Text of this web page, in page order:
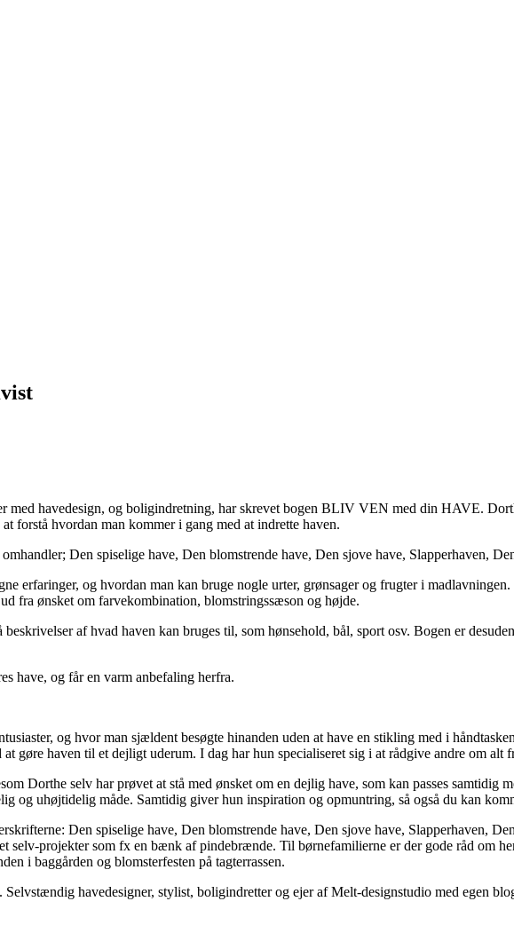
med havedesign, og boligindretning, har skrevet bogen BLIV VEN med din HAVE.
forstå hvordan man kommer i gang med at indrette haven.
Den spiselige have, Den blomstrende have, Den sjove have, Slapperhaven,
erfaringer, og hvordan man kan bruge nogle urter, grønsager og frugter i
fra ønsket om farvekombination, blomstringssæson og højde.
af hvad haven kan bruges til, som hønsehold, bål, sport osv. Bogen er
have, og får en varm anbefaling herfra.
og hvor man sjældent besøgte hinanden uden at have en stikling med i
gøre haven til et dejligt uderum. I dag har hun specialiseret sig i at rådgive andre om
Dorthe selv har prøvet at stå med ønsket om en dejlig have, som kan passes samtidig
og uhøjtidelig måde. Samtidig giver hun inspiration og opmuntring, så også du kan
Den spiselige have, Den blomstrende have, Den sjove have, Slapperhaven,
projekter som fx en bænk af pindebrænde. Til børnefamilierne er der gode råd om
i baggården og blomsterfesten på tagterrassen.
havedesigner, stylist, boligindretter og ejer af Melt-designstudio med egen